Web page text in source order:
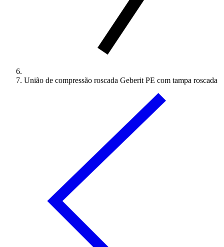
União de compressão roscada Geberit PE com tampa roscada